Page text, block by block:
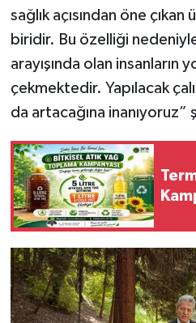
sağlık açısından öne
biridir. Bu özelliği nedeniyle
arayışında olan insanların
çekmektedir. Yapılacak
da artacağına